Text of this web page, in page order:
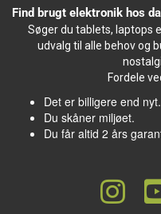
Find brugt elektronik hos
Søger du tablets, laptops
udvalg til alle behov og
Fordele
Det er billigere end nyt.
Du skåner miljøet.
Du får altid 2 års